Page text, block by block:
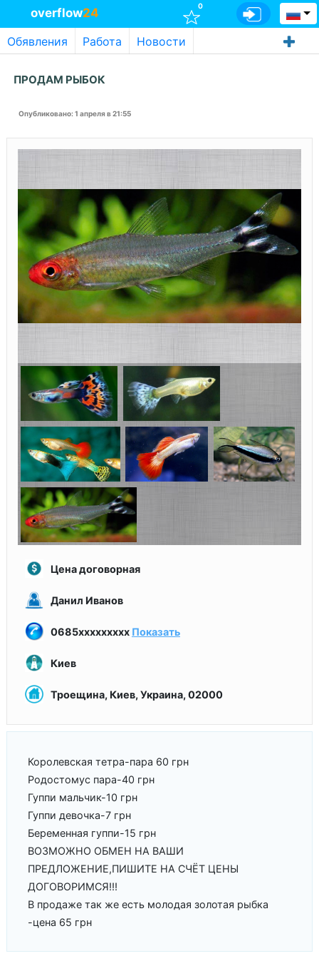
overflow24 0
Обявления Работа Новости
ПРОДАМ РЫБОК
Опубликовано: 1 апреля в 21:55
Цена договорная
Данил Иванов
0685xxxxxxxxx Показать
Киев
Троещина, Киев, Украина, 02000
Королевская тетра-пара 60 грн
Родостомус пара-40 грн
Гуппи мальчик-10 грн
Гуппи девочка-7 грн
Беременная гуппи-15 грн
ВОЗМОЖНО ОБМЕН НА ВАШИ
ПРЕДЛОЖЕНИЕ,ПИШИТЕ НА СЧЁТ ЦЕНЫ
ДОГОВОРИМСЯ!!!
В продаже так же есть молодая золотая рыбка
-цена 65 грн